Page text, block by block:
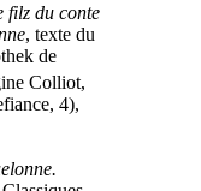
filz du conte
, texte du
de
Colliot,
4),